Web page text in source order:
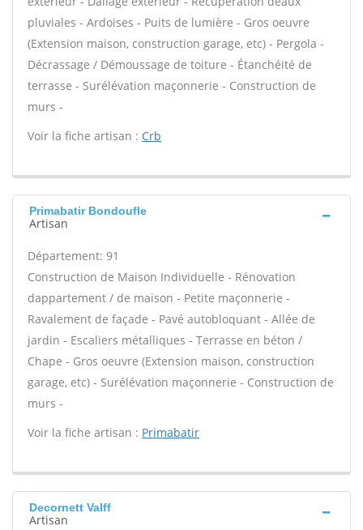
pluviales - Ardoises - Puits de lumière - Gros oeuvre
(Extension maison, construction garage, etc) - Pergola -
Décrassage / Démoussage de toiture - Étanchéité de
terrasse - Surélévation maçonnerie - Construction de
murs -
Voir la fiche artisan : Crb
Primabatir Bondoufle
Artisan
Département: 91
Construction de Maison Individuelle - Rénovation
dappartement / de maison - Petite maçonnerie -
Ravalement de façade - Pavé autobloquant - Allée de
jardin - Escaliers métalliques - Terrasse en béton /
Chape - Gros oeuvre (Extension maison, construction
garage, etc) - Surélévation maçonnerie - Construction de
murs -
Voir la fiche artisan : Primabatir
Decornett Valff
Artisan